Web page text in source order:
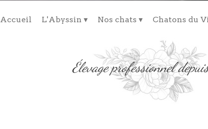
Accueil L'Abyssin ▾ Nos chats ▾ Chatons du
Élevage professionnel